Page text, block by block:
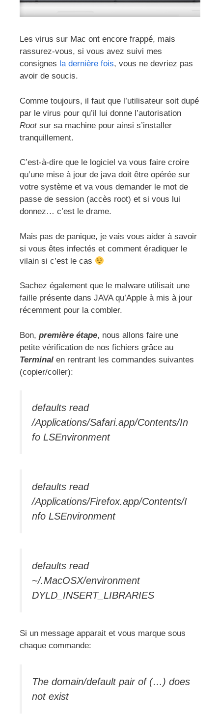
Les virus sur Mac ont encore frappé, mais
rassurez-vous, si vous avez suivi mes
consignes la dernière fois, vous ne devriez pas
avoir de soucis.
Comme toujours, il faut que l’utilisateur soit dupé
par le virus pour qu’il lui donne l’autorisation
Rootsur sa machine pour ainsi s’installer
tranquillement.
C’est-à-dire que le logiciel va vous faire croire
qu’une mise à jour de java doit être opérée sur
votre système et va vous demander le mot de
passe de session (accès root) et si vous lui
donnez… c’est le drame.
Mais pas de panique, je vais vous aider à savoir
si vous êtes infectés et comment éradiquer le
vilain si c’est le cas
Sachez également que le malware utilisait une
faille présente dans JAVA qu’Apple à mis à jour
récemment pour la combler.
Bon, première étape, nous allons faire une
petite vérification de nos fichiers grâce au
Terminal en rentrant les commandes suivantes
(copier/coller):
defaults read
/Applications/Safari.app/Contents/In
fo LSEnvironment
defaults read
/Applications/Firefox.app/Contents/I
nfo LSEnvironment
defaults read
~/.MacOSX/environment
DYLD_INSERT_LIBRARIES
Si un message apparait et vous marque sous
chaque commande:
The domain/default pair of (…) does
not exist